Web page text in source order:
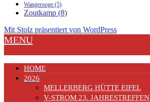
Wangerooge (5)
Zoutkamp (8)
Mit Stolz präsentiert von WordPress
MENU
HOME
2026
MELLERBERG HÜTTE EIFEL
V-STROM 23. JAHRESTREFFEN